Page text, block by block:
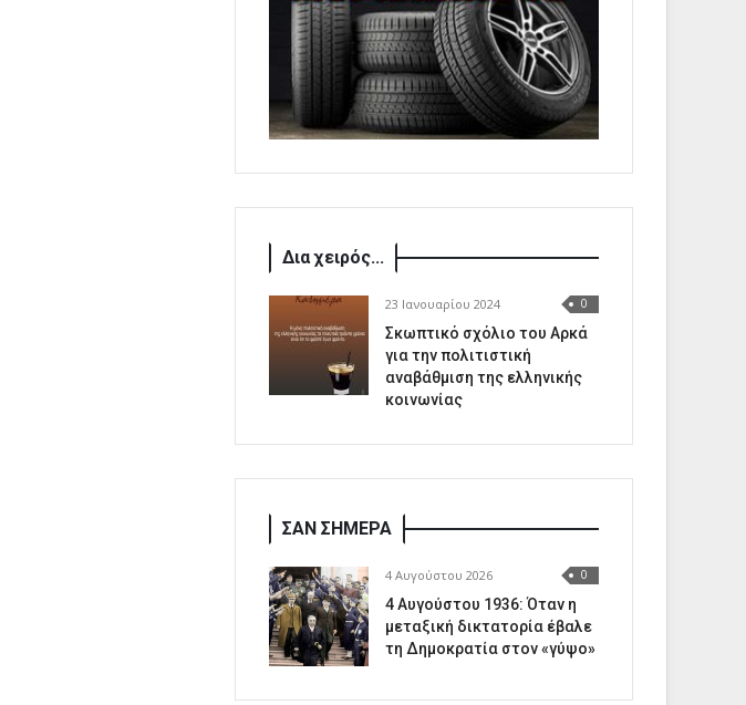
Δια χειρός...
23 Ιανουαρίου 2024 0
Σκωπτικό σχόλιο του Αρκά
για την πολιτιστική
αναβάθμιση της ελληνικής
κοινωνίας
ΣΑΝ ΣΗΜΕΡΑ
4 Αυγούστου 2026 0
4 Αυγούστου 1936: Όταν η
μεταξική δικτατορία έβαλε
τη Δημοκρατία στον «γύψο»